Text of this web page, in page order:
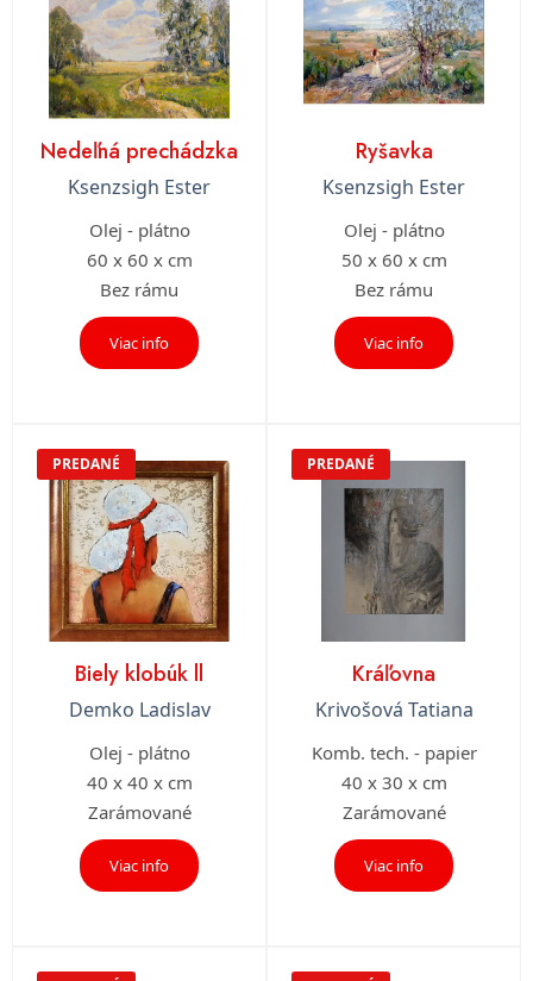
Nedeľná prechádzka
Ksenzsigh Ester
Olej - plátno
60 x 60 x cm
Bez rámu
Viac info
Ryšavka
Ksenzsigh Ester
Olej - plátno
50 x 60 x cm
Bez rámu
Viac info
PREDANÉ
Biely klobúk ll
Demko Ladislav
Olej - plátno
40 x 40 x cm
Zarámované
Viac info
PREDANÉ
Kráľovna
Krivošová Tatiana
Komb. tech. - papier
40 x 30 x cm
Zarámované
Viac info